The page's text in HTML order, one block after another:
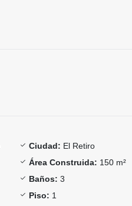
Ciudad: El Retiro
Área Construida: 150 m²
Baños: 3
Piso: 1